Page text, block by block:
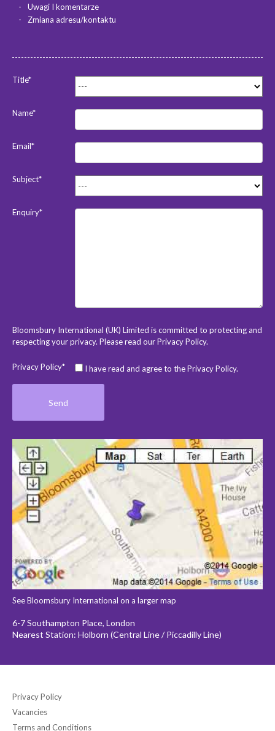
Uwagi I komentarze
Zmiana adresu/kontaktu
Title*
Name*
Email*
Subject*
Enquiry*
Bloomsbury International (UK) Limited is committed to protecting and
respecting your privacy. Please read ourPrivacy Policy.
Privacy Policy* I have read and agree to the Privacy Policy.
See Bloomsbury International on a larger map
6-7 Southampton Place, London
Nearest Station: Holborn (Central Line / Piccadilly Line)
Privacy Policy
Vacancies
Terms and Conditions